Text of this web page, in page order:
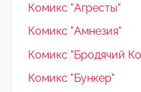
Комикс "Агресты"
Комикс "Амнезия"
Комикс "Бродячий
Комикс "Бункер"